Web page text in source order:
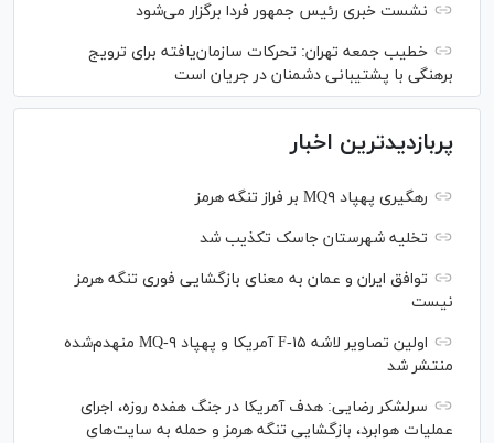
نشست خبری رئیس‌ جمهور فردا برگزار می‌شود
خطیب جمعه تهران: تحرکات سازمان‌یافته برای ترویج
برهنگی با پشتیبانی دشمنان در جریان است
پربازدیدترین اخبار
رهگیری پهپاد MQ۹ بر فراز تنگه هرمز
تخلیه شهرستان جاسک تکذیب شد
توافق ایران و عمان به معنای بازگشایی فوری تنگه هرمز
نیست
اولین تصاویر لاشه F-۱۵ آمریکا و پهپاد MQ-۹ منهدم‌شده
منتشر شد
سرلشکر رضایی: هدف آمریکا در جنگ هفده روزه، اجرای
عملیات هوابرد، بازگشایی تنگه هرمز و حمله به سایت‌های